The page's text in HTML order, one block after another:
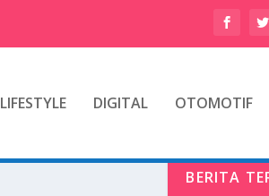
LIFESTYLE DIGITAL OTOMOTIF
BERITA